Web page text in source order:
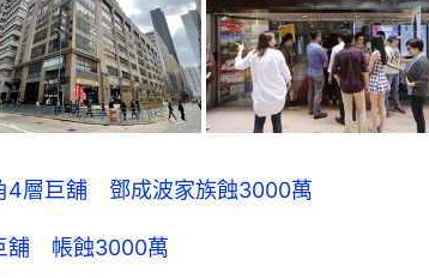
4層巨舖 鄧成波家族蝕3000萬
舖 帳蝕3000萬